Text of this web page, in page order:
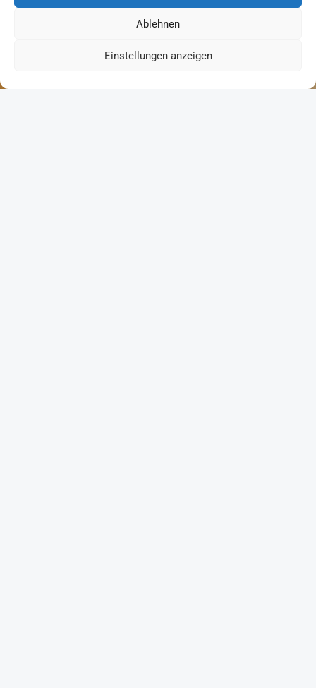
Ablehnen
Einstellungen anzeigen